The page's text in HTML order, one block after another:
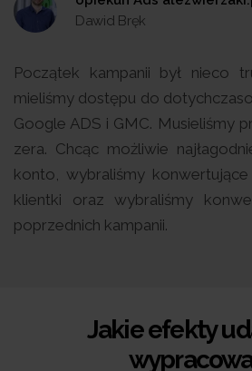
Dawid Bręk
Początek kampanii był nieco
mieliśmy dostępu do
Google ADS i GMC. Musieliśmy
zera. Chcąc możliwie
konto, wybraliśmy
klientki oraz wybraliśmy
poprzednich kampanii.
Jakie efekty